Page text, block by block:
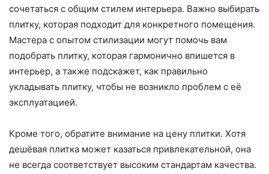
сочетаться с общим стилем интерьера. Важно выбирать
плитку, которая подходит для конкретного помещения.
Мастера с опытом стилизации могут помочь вам
подобрать плитку, которая гармонично впишется в
интерьер, а также подскажет, как правильно
укладывать плитку, чтобы не возникло проблем с её
эксплуатацией.
Кроме того, обратите внимание на цену плитки. Хотя
дешёвая плитка может казаться привлекательной, она
не всегда соответствует высоким стандартам качества.